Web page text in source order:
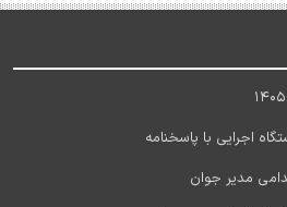
اجرایی با پاسخنامه
مدیر جوان